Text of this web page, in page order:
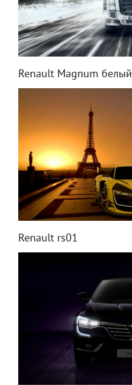
Renault Magnum белый
Renault rs01